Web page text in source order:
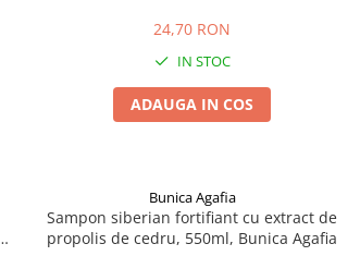
24,70 RON
IN STOC
ADAUGA IN COS
Bunica Agafia
Sampon siberian fortifiant cu extract de
propolis de cedru, 550ml, Bunica Agafia